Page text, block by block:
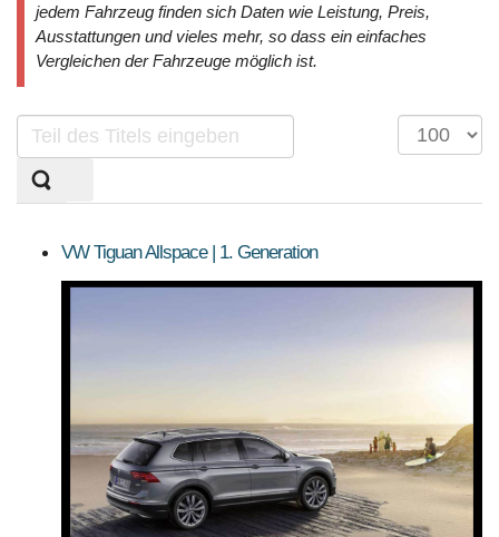
KLASSEN MOTORISIERUNG ANTRIEBSART
Sortierung SUV Datenbank
Die Sortierungsmöglichkeit umfasst alle SUV-
BAUJAHR LAND MARKE
jedem Fahrzeug finden sich Daten wie Leistung, Preis,
Ausstattungen und vieles mehr, so dass ein einfaches
Vergleichen der Fahrzeuge möglich ist.
Teil
des
Titels
Anzeige
#
VW Tiguan Allspace | 1. Generation